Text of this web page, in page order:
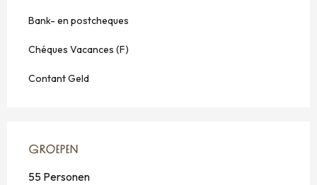
Bank- en postcheques
Chéques Vacances (F)
Contant Geld
GROEPEN
GROEPEN
55 Personen